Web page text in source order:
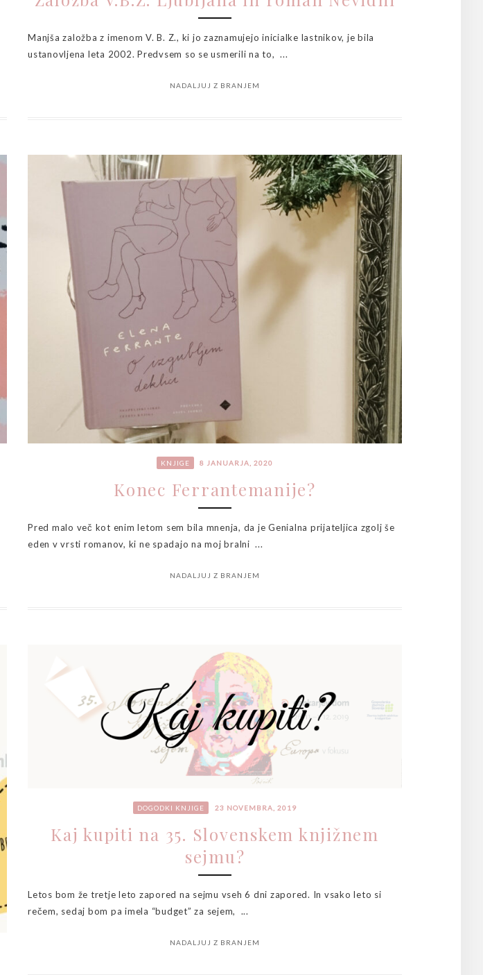
Manjša založba z imenom V. B. Z., ki jo zaznamujejo inicialke lastnikov, je bila
ustanovljena leta 2002. Predvsem so se usmerili na to, ...
NADALJUJ Z BRANJEM
KNJIGE 8 JANUARJA, 2020
Konec Ferrantemanije?
Pred malo več kot enim letom sem bila mnenja, da je Genialna prijateljica zgolj še
eden v vrsti romanov, ki ne spadajo na moj bralni ...
NADALJUJ Z BRANJEM
DOGODKI KNJIGE 23 NOVEMBRA, 2019
Kaj kupiti na 35. Slovenskem knjižnem
sejmu?
Letos bom že tretje leto zapored na sejmu vseh 6 dni zapored. In vsako leto si
rečem, sedaj bom pa imela “budget” za sejem, ...
NADALJUJ Z BRANJEM